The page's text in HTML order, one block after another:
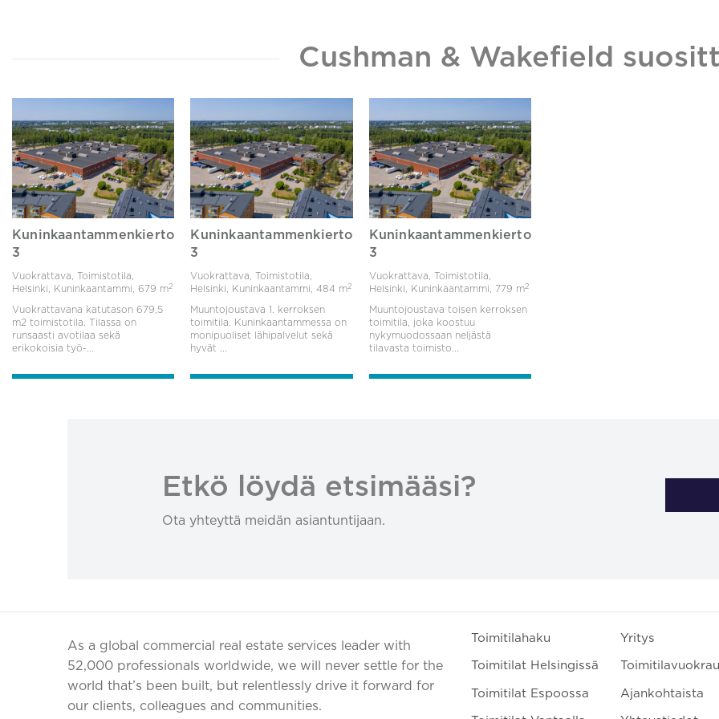
Cushman & Wakefield
Kuninkaantammenkierto
3
Vuokrattava, Toimistotila,
Helsinki, Kuninkaantammi, 679 m2
Vuokrattavana katutason 679,5
m2 toimistotila. Tilassa on
runsaasti avotilaa sekä
erikokoisia työ-...
Kuninkaantammenkierto
3
Vuokrattava, Toimistotila,
Helsinki, Kuninkaantammi,484 m2
Muuntojoustava 1. kerroksen
toimitila. Kuninkaantammessa on
monipuoliset lähipalvelut sekä
hyvät ...
Kuninkaantammenkierto
3
Vuokrattava, Toimistotila,
Helsinki, Kuninkaantammi,
779 m2
Muuntojoustava toisen kerroksen
toimitila, joka koostuu
nykymuodossaan neljästä
tilavasta toimisto...
Etkö löydä etsimääsi?
Ota yhteyttä meidän asiantuntijaan.
As a global commercial real estate services leader with
52,000 professionals worldwide, we will never settle for the
world that’s been built, but relentlessly drive it forward for
our clients, colleagues and communities.
Toimitilahaku
Toimitilat Helsingissä
Toimitilat Espoossa
Yritys
Ajankohtaista